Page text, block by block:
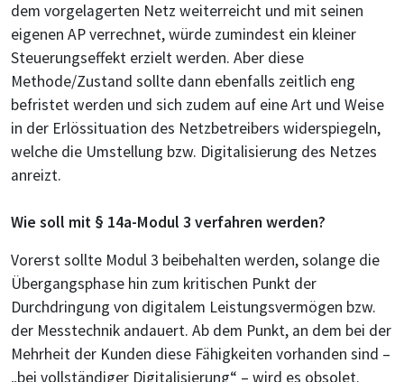
dem vorgelagerten Netz weiterreicht und mit seinen
eigenen AP verrechnet, würde zumindest ein kleiner
Steuerungseffekt erzielt werden. Aber diese
Methode/Zustand sollte dann ebenfalls zeitlich eng
befristet werden und sich zudem auf eine Art und Weise
in der Erlössituation des Netzbetreibers widerspiegeln,
welche die Umstellung bzw. Digitalisierung des Netzes
anreizt.
Wie soll mit § 14a-Modul 3 verfahren werden?
Vorerst sollte Modul 3 beibehalten werden, solange die
Übergangsphase hin zum kritischen Punkt der
Durchdringung von digitalem Leistungsvermögen bzw.
der Messtechnik andauert. Ab dem Punkt, an dem bei der
Mehrheit der Kunden diese Fähigkeiten vorhanden sind –
„bei vollständiger Digitalisierung“ – wird es obsolet.